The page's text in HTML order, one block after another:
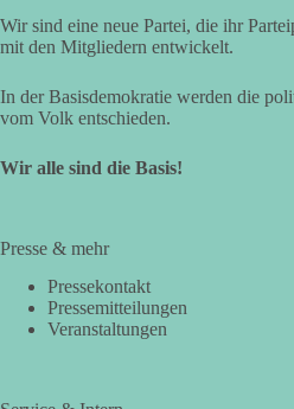
Wir sind eine neue Partei, die ihr
mit den Mitgliedern entwickelt.
In der Basisdemokratie werden die
vom Volk entschieden.
Wir alle sind die Basis!
Presse & mehr
Pressekontakt
Pressemitteilungen
Veranstaltungen